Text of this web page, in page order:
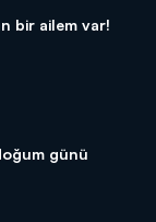
bir ailem var!
günü